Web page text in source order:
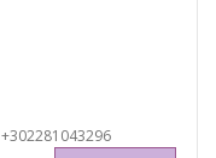
+302281043296